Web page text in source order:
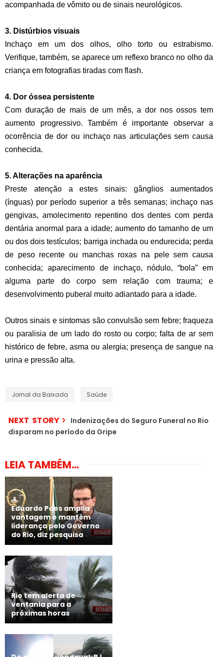
acompanhada de vômito ou de sinais neurológicos.
3. Distúrbios visuais
Inchaço em um dos olhos, olho torto ou estrabismo.
Verifique, também, se aparece um reflexo branco no olho da
criança em fotografias tiradas com flash.
4. Dor óssea persistente
Com duração de mais de um mês, a dor nos ossos tem
aumento progressivo. Também é importante observar a
ocorrência de dor ou inchaço nas articulações sem causa
conhecida.
5. Alterações na aparência
Preste atenção a estes sinais: gânglios aumentados
(ínguas) por período superior a três semanas; inchaço nas
gengivas, amolecimento repentino dos dentes com perda
dentária anormal para a idade; aumento do tamanho de um
ou dos dois testículos; barriga inchada ou endurecida; perda
de peso recente ou manchas roxas na pele sem causa
conhecida; aparecimento de inchaço, nódulo, “bola” em
alguma parte do corpo sem relação com trauma; e
desenvolvimento puberal muito adiantado para a idade.
Outros sinais e sintomas são convulsão sem febre; fraqueza
ou paralisia de um lado do rosto ou corpo; falta de ar sem
histórico de febre, asma ou alergia; presença de sangue na
urina e pressão alta.
Jornal da Baixada Saúde
NEXT STORY
Indenizações do Seguro Funeral no Rio
disparam no período da Gripe
LEIA TAMBÉM...
Eduardo Paes amplia
vantagem e mantém
liderança pelo Governo
do Rio, diz pesquisa
Rio tem alerta de
ventania para a
próximas horas